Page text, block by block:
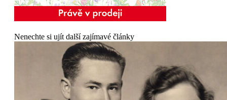
Nenechte si ujít další zajímavé články